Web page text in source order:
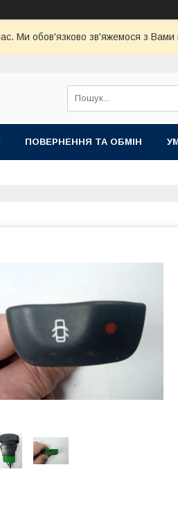
Ми обов'язково зв'яжемося з
ПОВЕРНЕННЯ ТА ОБМІН